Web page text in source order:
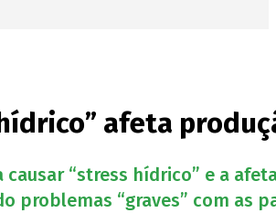
afeta
causar “stress hídrico” e a
problemas “graves” com as